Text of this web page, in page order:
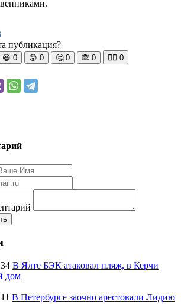
публикация?
😆 0 😡 0 🤔 0 🙈 0 🧘‍♀️ 0
В Ялте БЭК атаковал пляж, в Керчи
дом
В Петербурге заочно арестовали Лидию